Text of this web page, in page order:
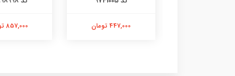
447,000 تومان 857,000 تومان